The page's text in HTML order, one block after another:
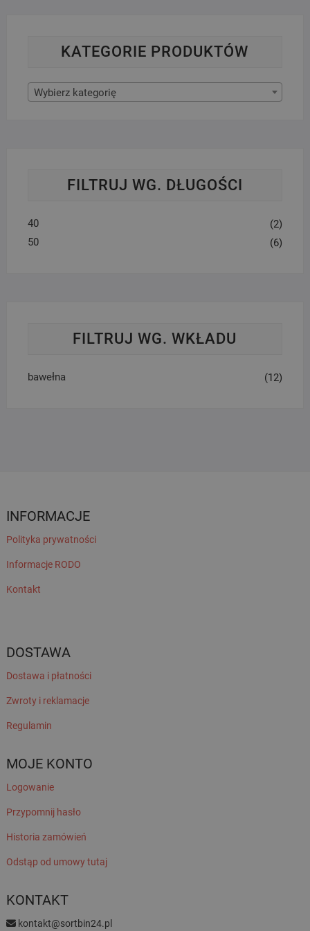
KATEGORIE PRODUKTÓW
Wybierz kategorię
FILTRUJ WG. DŁUGOŚCI
40
(2)
50
(6)
FILTRUJ WG. WKŁADU
bawełna (12)
INFORMACJE
Polityka prywatności
Informacje RODO
Kontakt
DOSTAWA
Dostawa i płatności
Zwroty i reklamacje
Regulamin
MOJE KONTO
Logowanie
Przypomnij hasło
Historia zamówień
Odstąp od umowy tutaj
KONTAKT
kontakt@sortbin24.pl